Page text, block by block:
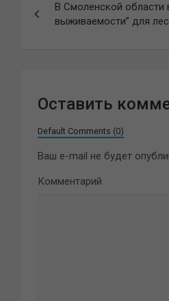
по
В Смоленской области
выживаемости” для
Оставить
Default Comments (0)
Ваш e-mail не будет
Комментарий